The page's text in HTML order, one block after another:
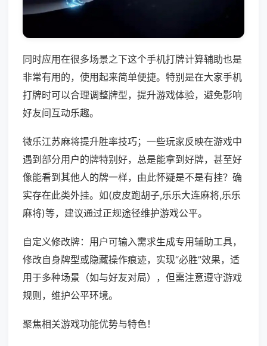
同时应用在很多场景之下这个手机打牌计算辅助也是
非常有用的，使用起来简单便捷。特别是在大家手机
打牌时可以合理调整牌型，提升游戏体验，避免影响
好友间互动乐趣。
微乐江苏麻将提升胜率技巧；一些玩家反映在游戏中
遇到部分用户的牌特别好，总是能拿到好牌，甚至好
像能看到其他人的牌一样，由此怀疑是不是有挂？确
实存在此类外挂。如(皮皮跑胡子,乐乐大连麻将,乐乐
麻将)等，建议通过正规途径维护游戏公平。
自定义修改牌：用户可输入需求生成专用辅助工具，
修改自身牌型或隐藏操作痕迹，实现“必胜”效果，适
用于多种场景（如与好友对局），但需注意遵守游戏
规则，维护公平环境。
聚焦相关游戏功能优势与特色！